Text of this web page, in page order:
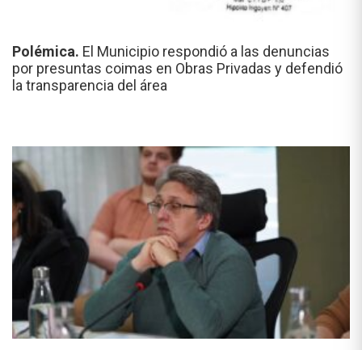
Polémica. El Municipio respondió a las denuncias
por presuntas coimas en Obras Privadas y defendió
la transparencia del área